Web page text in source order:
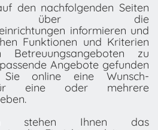
den nachfolgenden Seiten
über die
informieren und
Funktionen und Kriterien
Betreuungsangeboten zu
Angebote gefunden
online eine Wunsch-
eine oder mehrere
stehen Ihnen das